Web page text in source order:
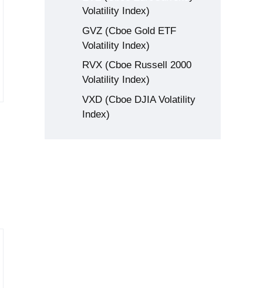
Volatility Index)
GVZ (Cboe Gold ETF
Volatility Index)
RVX (Cboe Russell 2000
Volatility Index)
VXD (Cboe DJIA Volatility
Index)